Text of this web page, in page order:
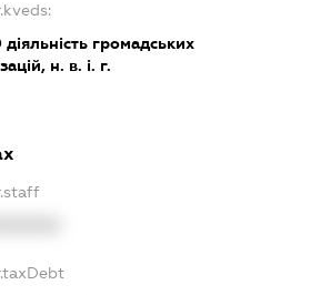
діяльність громадських
н. в. і. г.